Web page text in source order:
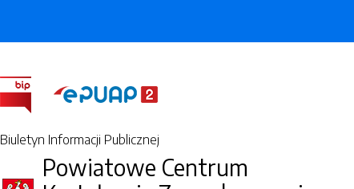
Biuletyn Informacji Publicznej
Powiatowe Centrum